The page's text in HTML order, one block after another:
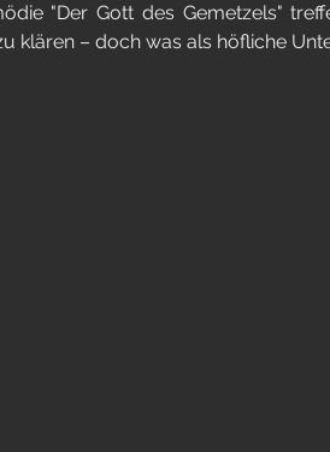
"Der Gott des Gemetzels"
klären – doch was als höfliche